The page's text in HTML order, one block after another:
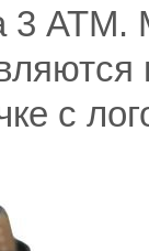
3 АТМ.
c